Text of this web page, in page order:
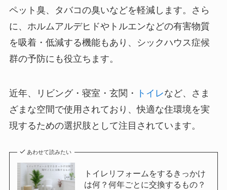
ペット臭、タバコの臭いなどを軽減します。さら
に、ホルムアルデヒドやトルエンなどの有害物質
を吸着・低減する機能もあり、シックハウス症候
群の予防にも役立ちます。
近年、リビング・寝室・玄関・ トイレなど、さま
ざまな空間で使用されており、快適な住環境を実
現するための選択肢として注目されています。
あわせて読みたい
トイレリフォームをするきっかけ
は何？何年ごとに交換するもの？